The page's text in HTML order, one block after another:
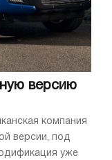
версию
компания
версии, под
уже